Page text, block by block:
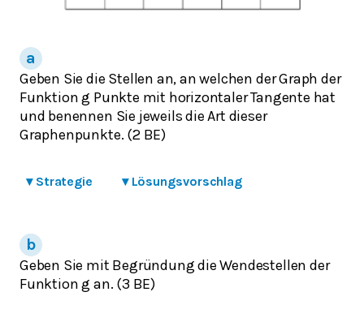
Geben Sie die Stellen an, an welchen der Graph der
Funktion g Punkte mit horizontaler Tangente hat
und benennen Sie jeweils die Art dieser
Graphenpunkte. (2 BE)
▾ Strategie ▾ Lösungsvorschlag
Geben Sie mit Begründung die Wendestellen der
Funktion g an. (3 BE)